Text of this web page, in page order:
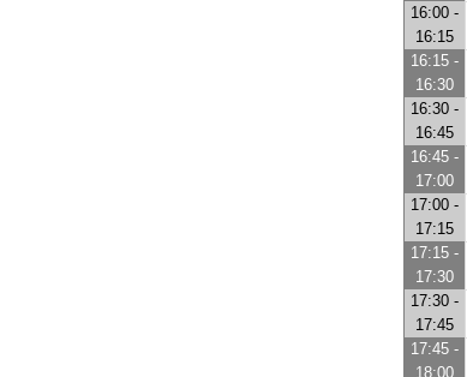
16:00 -
16:15
16:15 -
16:30
16:30 -
16:45
16:45 -
17:00
17:00 -
17:15
17:15 -
17:30
17:30 -
17:45
17:45 -
18:00